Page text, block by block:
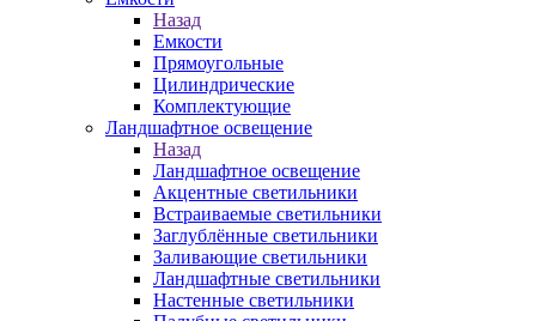
Назад
Емкости
Прямоугольные
Цилиндрические
Комплектующие
Ландшафтное освещение
Назад
Ландшафтное освещение
Акцентные светильники
Встраиваемые светильники
Заглублённые светильники
Заливающие светильники
Ландшафтные светильники
Настенные светильники